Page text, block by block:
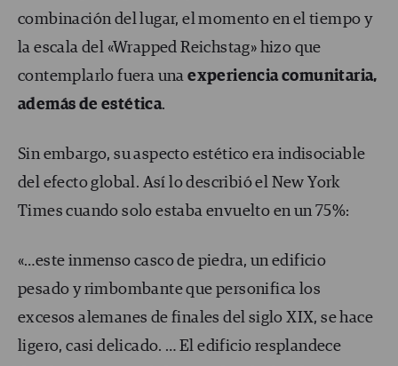
combinación del lugar, el momento en el tiempo y
la escala del «Wrapped Reichstag» hizo que
contemplarlo fuera unaexperiencia comunitaria,
además de estética.
Sin embargo, su aspecto estético era indisociable
del efecto global. Así lo describió el New York
Times cuando solo estaba envuelto en un 75%:
«…este inmenso casco de piedra, un edificio
pesado y rimbombante que personifica los
excesos alemanes de finales del siglo XIX, se hace
ligero, casi delicado. … El edificio resplandece